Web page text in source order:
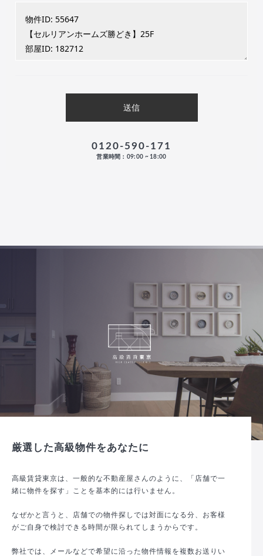
0120-590-171
営業時間：09:00 ~ 18:00
厳選した高級物件をあなたに
高級賃貸東京は、一般的な不動産屋さんのように、「店舗で一
緒に物件を探す」ことを基本的には行いません。
なぜかと言うと、店舗での物件探しでは対面になる分、お客様
がご自身で検討できる時間が限られてしまうからです。
弊社では、メールなどで希望に沿った物件情報を複数お送りい